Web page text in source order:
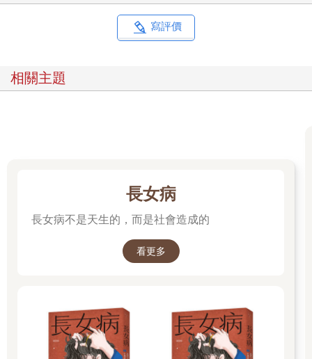
寫評價
相關主題
長女病
長女病不是天生的，而是社會造成的
看更多